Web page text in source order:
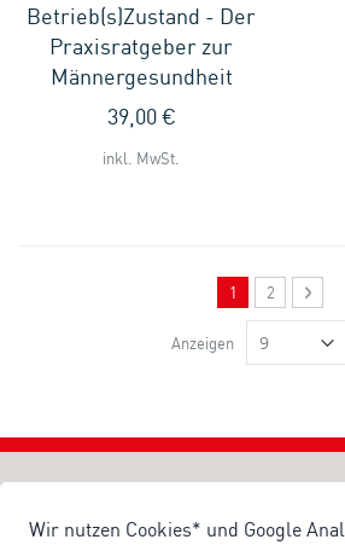
Wir nutzen Cookies* und Google
Betrieb(s)Zustand - Der
Praxisratgeber zur
Männergesundheit
39,00 €
inkl. MwSt.
Seite
Sie lesen gerade
1 Seite
2 Seite
Weiter
Anzeigen